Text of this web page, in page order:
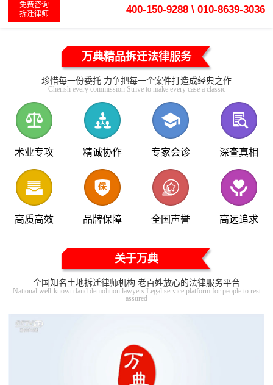
免费咨询
拆迁律师
400-150-9288 \ 010-8639-3036
万典精品拆迁法律服务
珍惜每一份委托 力争把每一个案件打造成经典之作
Cherish every commission Strive to make every case a classic
术业专攻 精诚协作 专家会诊 深查真相
高质高效 品牌保障 全国声誉 高远追求
关于万典
全国知名土地拆迁律师机构 老百姓放心的法律服务平台
National well-known land demolition lawyers Legal service platform for people to rest
assured